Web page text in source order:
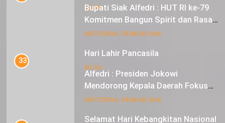
IKLAN
Hari Lahir Pancasila
IKLAN
Selamat Hari Kebangkitan Nasional
Bupati Siak Alfedri : HUT RI ke-79
Komitmen Bangun Spirit dan Rasa
Nasionalisme
INFOTORIAL PEMKAB SIAK
33
Alfedri : Presiden Jokowi
Mendorong Kepala Daerah Fokus
pada Inflasi dan Pilkada Serentak
INFOTORIAL PEMKAB SIAK